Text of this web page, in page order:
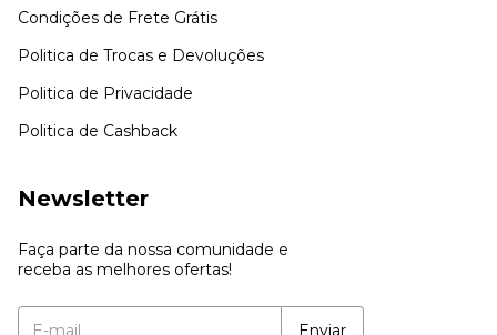
Condições de Frete Grátis
Politica de Trocas e Devoluções
Politica de Privacidade
Politica de Cashback
Newsletter
Faça parte da nossa comunidade e
receba as melhores ofertas!